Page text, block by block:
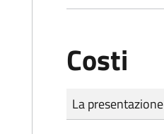
Costi
Tipo di
Importo
La